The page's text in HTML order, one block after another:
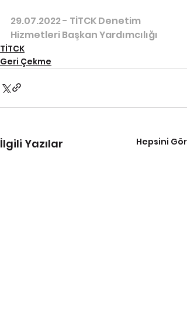
29.07.2022 - TİTCK Denetim
Hizmetleri Başkan Yardımcılığı
TİTCK
Geri Çekme
İlgili Yazılar Hepsini Gör